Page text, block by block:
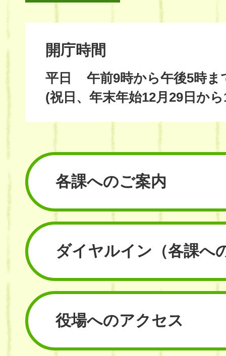
開庁時間
平日
午前9時から午後5時ま
(祝日、年末年始12月29日か
各課へのご案内
ダイヤルイン （各課へ
役場へのアクセス